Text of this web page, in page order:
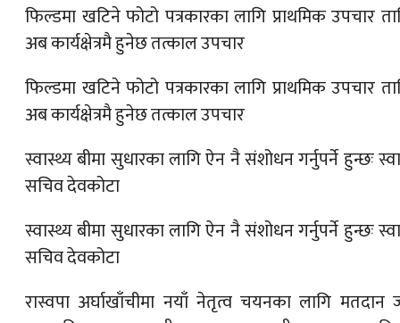
फिल्डमा खटिने फोटो पत्रकारका लागि प्राथमिक उपचार
अब कार्यक्षेत्रमै हुनेछ तत्काल उपचार
फिल्डमा खटिने फोटो पत्रकारका लागि प्राथमिक उपचार
अब कार्यक्षेत्रमै हुनेछ तत्काल उपचार
स्वास्थ्य बीमा सुधारका लागि ऐन नै संशोधन गर्नुपर्ने हुन्छः
सचिव देवकोटा
स्वास्थ्य बीमा सुधारका लागि ऐन नै संशोधन गर्नुपर्ने हुन्छः
सचिव देवकोटा
रास्वपा अर्घाखाँचीमा नयाँ नेतृत्व चयनका लागि मतदान